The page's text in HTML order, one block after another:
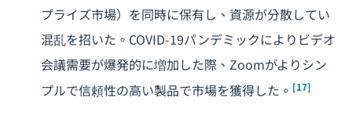
プライズ市場）を同時に保有し、資源が分散してい
混乱を招いた。COVID-19パンデミックによりビデオ
会議需要が爆発的に増加した際、Zoomがよりシン
プルで信頼性の高い製品で市場を獲得した。 [17]